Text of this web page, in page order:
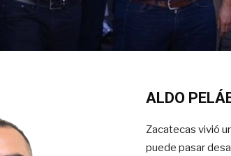
ALDO
Zacatecas vivió
puede pasar